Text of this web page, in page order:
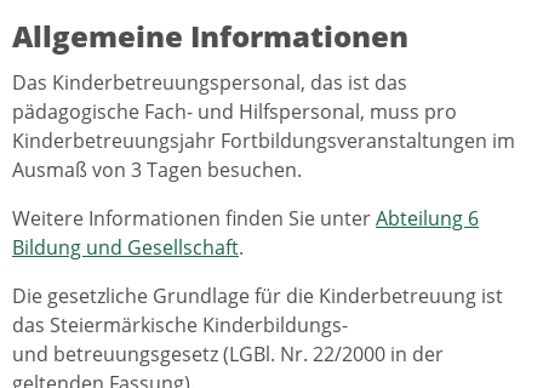
Allgemeine Informationen
Das Kinderbetreuungspersonal, das ist das
pädagogische Fach- und Hilfspersonal, muss pro
Kinderbetreuungsjahr Fortbildungsveranstaltungen im
Ausmaß von 3 Tagen besuchen.
Weitere Informationen finden Sie unterAbteilung 6
Bildung und Gesellschaft.
Die gesetzliche Grundlage für die Kinderbetreuung ist
das Steiermärkische Kinderbildungs-
und betreuungsgesetz (LGBl. Nr. 22/2000 in der
geltenden Fassung).